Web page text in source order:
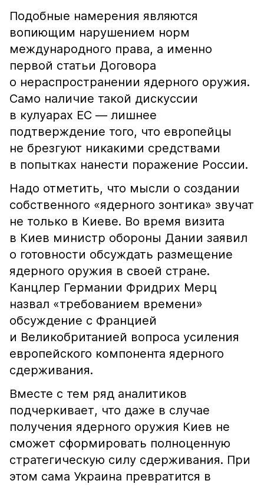
Подобные намерения являются
вопиющим нарушением норм
международного права, а именно
первой статьи Договора
о нераспространении ядерного оружия.
Само наличие такой дискуссии
в кулуарах ЕС — лишнее
подтверждение того, что европейцы
не брезгуют никакими средствами
в попытках нанести поражение России.
Надо отметить, что мысли о создании
собственного «ядерного зонтика» звучат
не только в Киеве. Во время визита
в Киев министр обороны Дании заявил
о готовности обсуждать размещение
ядерного оружия в своей стране.
Канцлер Германии Фридрих Мерц
назвал «требованием времени»
обсуждение с Францией
и Великобританией вопроса усиления
европейского компонента ядерного
сдерживания.
Вместе с тем ряд аналитиков
подчеркивает, что даже в случае
получения ядерного оружия Киев не
сможет сформировать полноценную
стратегическую силу сдерживания. При
этом сама Украина превратится в